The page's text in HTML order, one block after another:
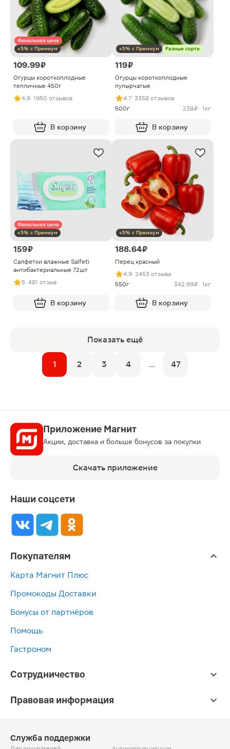
Финальная цена
+5% с Премиум
109.99 ₽
Огурцы короткоплодные
тепличные 450г
4.8· 1950 отзывов
В корзину
+5% с Премиум Разные сорта
119 ₽
Огурцы короткоплодные
пупырчатые
4.7· 3358 отзывов
500г
238 ₽ · 1кг
В корзину
Финальная цена
+5% с Премиум
159 ₽
Салфетки влажные Salfeti
антибактериальные 72шт
5· 481 отзыв
В корзину
+5% с Премиум
188.64 ₽
Перец красный
4.9· 2453 отзыва
550г
342.99 ₽ · 1кг
В корзину
Показать ещё
1 2 3 4 ... 47
Приложение Магнит
Акции, доставка и больше бонусов за покупки
Скачать приложение
Наши соцсети
Покупателям
Карта Магнит Плюс
Промокоды Доставки
Бонусы от партнёров
Помощь
Гастроном
Сотрудничество
Правовая информация
Служба поддержки